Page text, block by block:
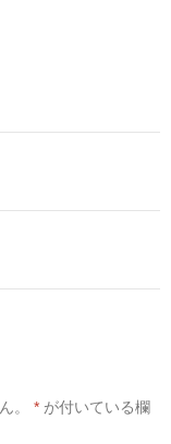
。 * が付いている欄